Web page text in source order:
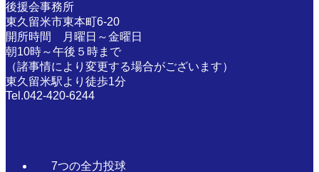
後援会事務所
東久留米市東本町6-20
開所時間 月曜日～金曜日
朝10時～午後５時まで
（諸事情により変更する場合がございます）
東久留米駅より徒歩1分
Tel.042-420-6244
7つの全力投球